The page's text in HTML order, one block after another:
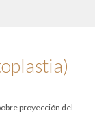
proyección del